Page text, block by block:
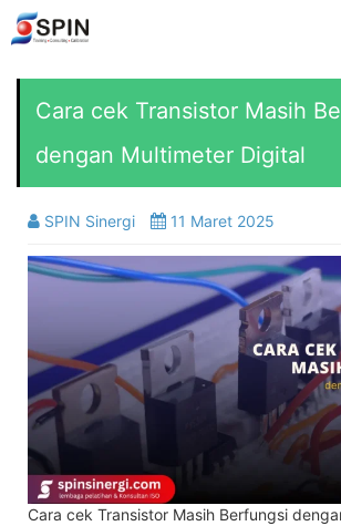
Cara cek Transistor Masih
dengan Multimeter Digital
SPIN Sinergi 11 Maret 2025
Cara cek Transistor Masih Berfungsi